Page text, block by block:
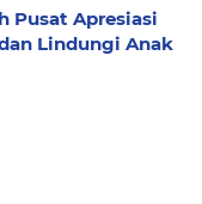
Pusat Apresiasi
Lindungi Anak